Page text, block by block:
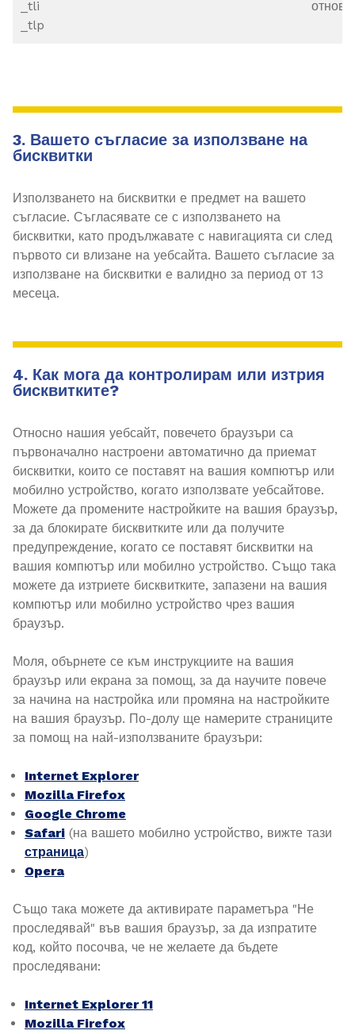
_tli
_tlp
3. Вашето съгласие за използване на
бисквитки
Използването на бисквитки е предмет на вашето
съгласие. Съгласявате се с използването на
бисквитки, като продължавате с навигацията си след
първото си влизане на уебсайта. Вашето съгласие за
използване на бисквитки е валидно за период от 13
месеца.
4. Как мога да контролирам или изтрия
бисквитките?
Относно нашия уебсайт, повечето браузъри са
първоначално настроени автоматично да приемат
бисквитки, които се поставят на вашия компютър или
мобилно устройство, когато използвате уебсайтове.
Можете да промените настройките на вашия браузър,
за да блокирате бисквитките или да получите
предупреждение, когато се поставят бисквитки на
вашия компютър или мобилно устройство. Също така
можете да изтриете бисквитките, запазени на вашия
компютър или мобилно устройство чрез вашия
браузър.
Моля, обърнете се към инструкциите на вашия
браузър или екрана за помощ, за да научите повече
за начина на настройка или промяна на настройките
на вашия браузър. По-долу ще намерите страниците
за помощ на най-използваните браузъри:
Internet Explorer
Mozilla Firefox
Google Chrome
Safari (на вашето мобилно устройство, вижте тази
страница)
Opera
Също така можете да активирате параметъра "Не
проследявай" във вашия браузър, за да изпратите
код, който посочва, че не желаете да бъдете
проследявани:
Internet Explorer 11
Mozilla Firefox